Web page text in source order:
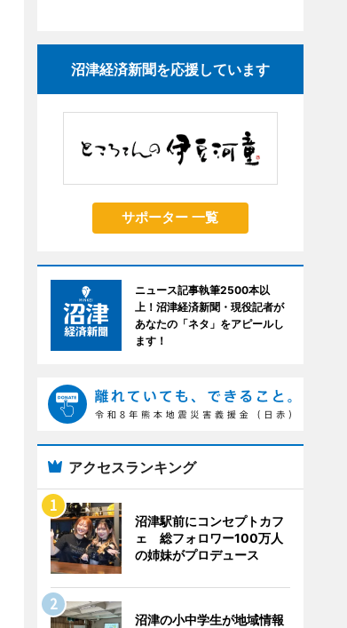
沼津経済新聞を応援しています
サポーター 一覧
ニュース記事執筆2500本以
上！沼津経済新聞・現役記者が
あなたの「ネタ」をアピールし
ます！
アクセスランキング
沼津駅前にコンセプトカフ
ェ 総フォロワー100万人
の姉妹がプロデュース
沼津の小中学生が地域情報